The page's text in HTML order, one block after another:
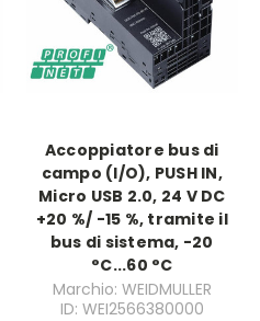
Accoppiatore bus di
campo (I/O), PUSH IN,
Micro USB 2.0, 24 V DC
+20 %/ -15 %, tramite il
bus di sistema, -20
°C...60 °C
Marchio: WEIDMULLER
ID: WEI2566380000